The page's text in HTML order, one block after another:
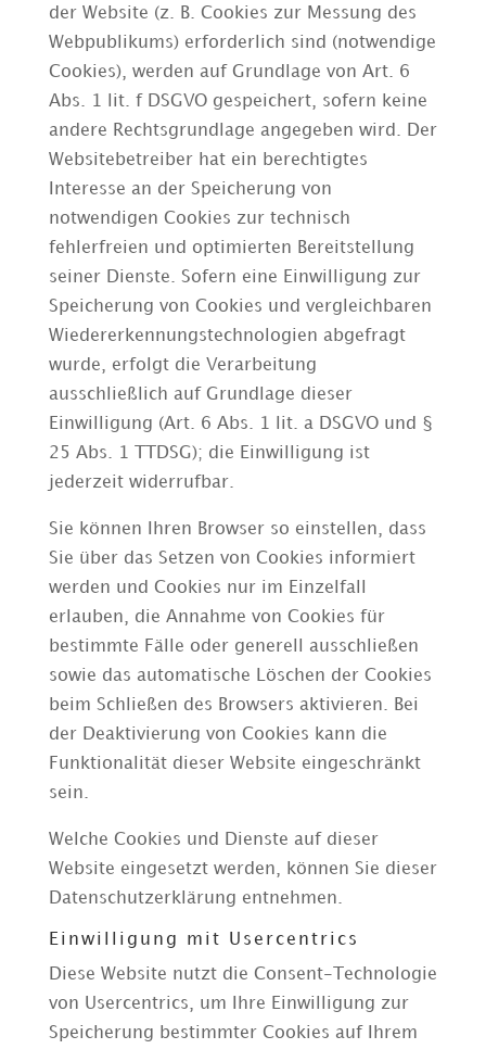
der Website (z. B. Cookies zur Messung des
Webpublikums) erforderlich sind (notwendige
Cookies), werden auf Grundlage von Art. 6
Abs. 1 lit. f DSGVO gespeichert, sofern keine
andere Rechtsgrundlage angegeben wird. Der
Websitebetreiber hat ein berechtigtes
Interesse an der Speicherung von
notwendigen Cookies zur technisch
fehlerfreien und optimierten Bereitstellung
seiner Dienste. Sofern eine Einwilligung zur
Speicherung von Cookies und vergleichbaren
Wiedererkennungstechnologien abgefragt
wurde, erfolgt die Verarbeitung
ausschließlich auf Grundlage dieser
Einwilligung (Art. 6 Abs. 1 lit. a DSGVO und §
25 Abs. 1 TTDSG); die Einwilligung ist
jederzeit widerrufbar.
Sie können Ihren Browser so einstellen, dass
Sie über das Setzen von Cookies informiert
werden und Cookies nur im Einzelfall
erlauben, die Annahme von Cookies für
bestimmte Fälle oder generell ausschließen
sowie das automatische Löschen der Cookies
beim Schließen des Browsers aktivieren. Bei
der Deaktivierung von Cookies kann die
Funktionalität dieser Website eingeschränkt
sein.
Welche Cookies und Dienste auf dieser
Website eingesetzt werden, können Sie dieser
Datenschutzerklärung entnehmen.
Einwilligung mit Usercentrics
Diese Website nutzt die Consent-Technologie
von Usercentrics, um Ihre Einwilligung zur
Speicherung bestimmter Cookies auf Ihrem